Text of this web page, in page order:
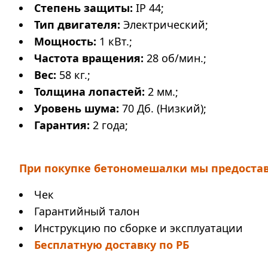
Степень защиты: IP 44;
Тип двигателя: Электрический;
Мощность: 1 кВт.;
Частота вращения: 28 об/мин.;
Вес: 58 кг.;
Толщина лопастей: 2 мм.;
Уровень шума: 70 Дб. (Низкий);
Гарантия: 2 года;
При покупке бетономешалки мы
Чек
Гарантийный талон
Инструкцию по сборке и эксплуатации
Бесплатную доставку по РБ